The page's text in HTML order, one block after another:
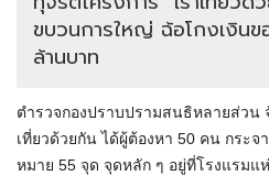
ขบวนการใหญ่ ฉ้อโกงเงิน
ล้านบาท
ตำรวจกองปราบปรามสนธิหลายส่วน
เที่ยวด้วยกัน ได้ผู้ต้องหา 50 คน กระจ
หมาย 55 จุด จุดหลัก ๆ อยู่ที่โรงแรมแ